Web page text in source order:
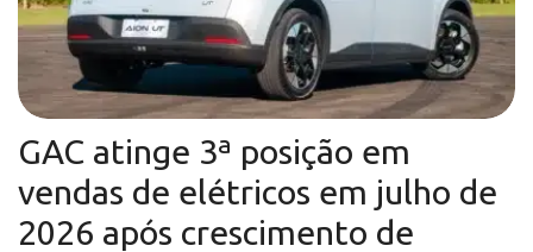
GAC atinge 3ª posição em
vendas de elétricos em julho de
2026 após crescimento de